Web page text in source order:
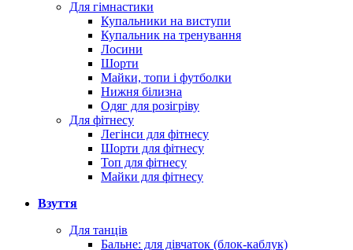
Для гімнастики
Купальники на виступи
Купальник на тренування
Лосини
Шорти
Майки, топи і футболки
Нижня білизна
Одяг для розігріву
Для фітнесу
Легінси для фітнесу
Шорти для фітнесу
Топ для фітнесу
Майки для фітнесу
Взуття
Для танців
Бальне: для дівчаток (блок-каблук)